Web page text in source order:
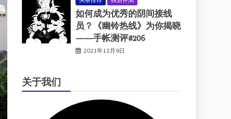
如何成为优秀的阴间接线
员？《幽铃热线》为你揭晓
——手帐测评#206
2021年12月9日
关于我们